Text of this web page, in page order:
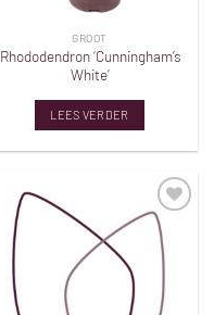
GROOT
Rhododendron ‘Cunningham’s
White’
LEES VERDER
Toevoegen
aan
verlanglijst